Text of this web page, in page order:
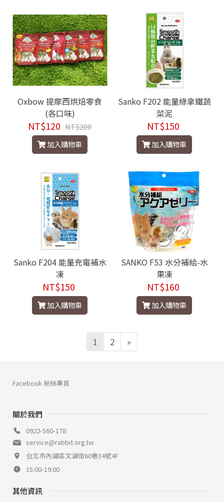
Oxbow 提摩西烘焙零食
(各口味)
NT$120 NT$200
加入購物車
Sanko F202 能量綠拿鐵蔬
菜泥
NT$150
加入購物車
Sanko F204 能量充電補水
凍
NT$150
加入購物車
SANKO F53 水分補給-水
果凍
NT$160
加入購物車
1 2 »
關於我們
0922-560-178
service@rabbit.org.tw
台北市內湖區文湖街60巷34號4F
15:00-19:00
其他資訊
Facebook 粉絲專頁